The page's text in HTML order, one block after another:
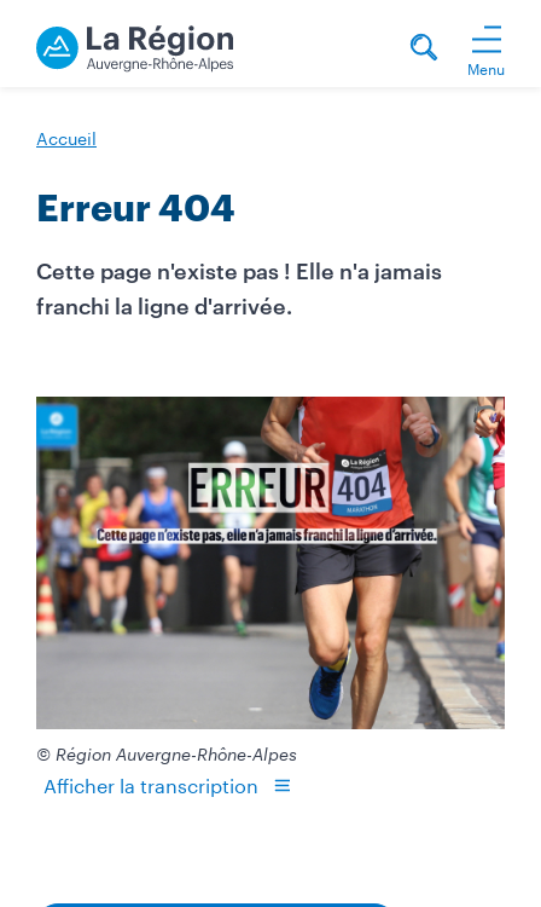
Menu
Accueil
Erreur 404
Cette page n'existe pas ! Elle n'a jamais
franchi la ligne d'arrivée.
© Région Auvergne-Rhône-Alpes
Afficher la transcription